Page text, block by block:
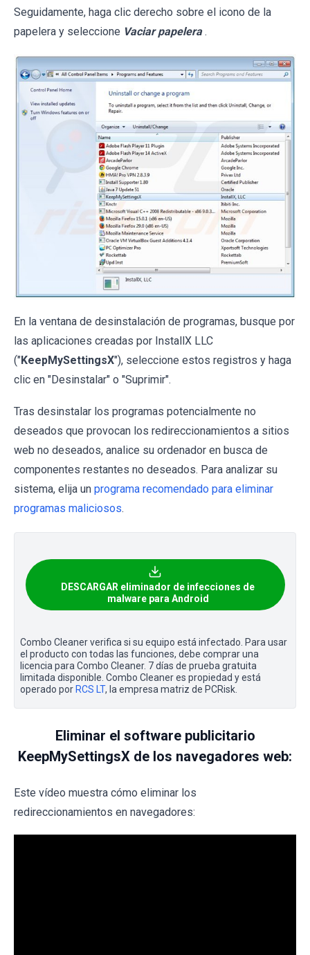
Seguidamente, haga clic derecho sobre el icono de la
papelera y seleccione Vaciar papelera .
En la ventana de desinstalación de programas, busque por
las aplicaciones creadas por InstallX LLC
("KeepMySettingsX"), seleccione estos registros y haga
clic en "Desinstalar" o "Suprimir".
Tras desinstalar los programas potencialmente no
deseados que provocan los redireccionamientos a sitios
web no deseados, analice su ordenador en busca de
componentes restantes no deseados. Para analizar su
sistema, elija un programa recomendado para eliminar
programas maliciosos.
DESCARGAR eliminador de infecciones de
malware para Android
Combo Cleaner verifica si su equipo está infectado. Para usar
el producto con todas las funciones, debe comprar una
licencia para Combo Cleaner. 7 días de prueba gratuita
limitada disponible. Combo Cleaner es propiedad y está
operado por RCS LT, la empresa matriz de PCRisk.
Eliminar el software publicitario
KeepMySettingsX de los navegadores web:
Este vídeo muestra cómo eliminar los
redireccionamientos en navegadores: